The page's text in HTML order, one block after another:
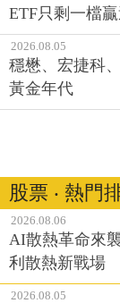
ETF只剩一檔
2026.08.05
穩懋、宏捷科
黃金年代
股票 ‧ 熱門
2026.08.06
AI散熱革命來
利散熱新戰場
2026.08.05